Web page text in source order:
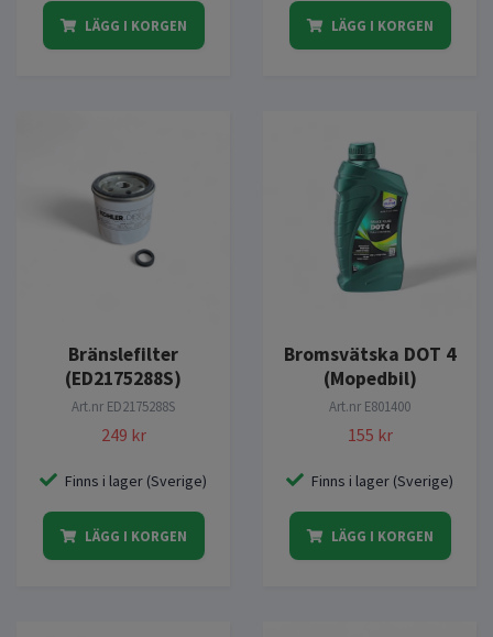
LÄGG I KORGEN LÄGG I KORGEN
Bränslefilter
(ED2175288S)
Art.nr ED2175288S
249 kr
Finns i lager (Sverige)
LÄGG I KORGEN
Bromsvätska DOT 4
(Mopedbil)
Art.nr E801400
155 kr
Finns i lager (Sverige)
LÄGG I KORGEN